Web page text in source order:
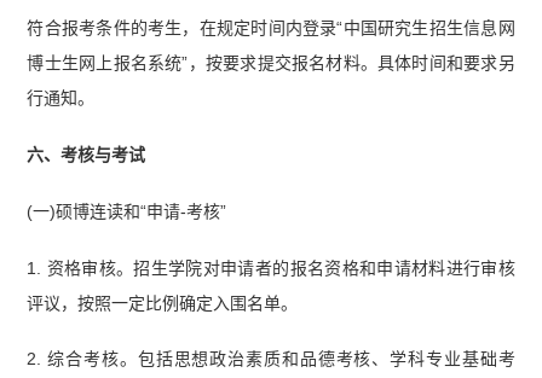
符合报考条件的考生，在规定时间内登录“中国研究生招生信息网
博士生网上报名系统”，按要求提交报名材料。具体时间和要求另
行通知。
六、考核与考试
(一)硕博连读和“申请-考核”
1. 资格审核。招生学院对申请者的报名资格和申请材料进行审核
评议，按照一定比例确定入围名单。
2. 综合考核。包括思想政治素质和品德考核、学科专业基础考